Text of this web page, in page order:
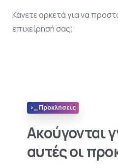
Κάνετε αρκετά για να
επιχείρησή σας;
>_ Προκλήσεις
Ακούγονται
αυτές οι